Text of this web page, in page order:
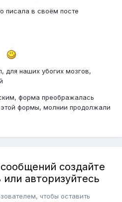
писала в своём посте
наших убогих мозгов,
форма преображалась
этой формы, молнии продолжали
создайте
авторизуйтесь
чтобы оставить